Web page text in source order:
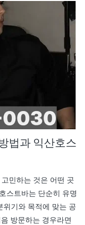
법과 익산호스
민하는 것은 어떤 곳
스트바는 단순히 유명
위기와 목적에 맞는 공
방문하는 경우라면